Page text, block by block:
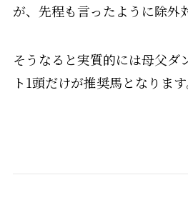
が、先程も言ったように除外
そうなると実質的には母父ダ
ト1頭だけが推奨馬となります